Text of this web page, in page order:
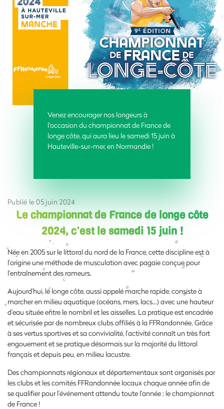
Venez encourager nos longeurs à
l'occasion du championnat de France de
longe côte, qui aura lieu le samedi 15 juin à
Hauteville-sur-mer, en Normandie !
Publié le 05 juin 2024
Le championnat de France de longe côte
2024, c’est le samedi 15 juin !
Née en 2005 sur le littoral du nord de la France, cette discipline est à
l’origine une méthode de musculation avec pagaie conçue pour
l’entraînement des rameurs.
Aujourd’hui, le longe côte, aussi appelé marche rapide, consiste à
marcher en milieu aquatique (océans, mers, lacs…) avec une hauteur
d’eau située entre le nombril et les aisselles. La pratique est encadrée
et sécurisée par de nombreux clubs affiliés à la FFRandonnée. Grâce
à ses vertus sportives et sa convivialité, l’activité connaît un très fort
engouement et se pratique désormais sur la majorité du littoral
français et depuis peu, en milieu lacustre.
Des championnats régionaux et départementaux sont organisés par
les clubs et les comités FFRandonnée locaux chaque année afin de
se qualifier pour l’événement attendu toute l’année : le championnat
de France !